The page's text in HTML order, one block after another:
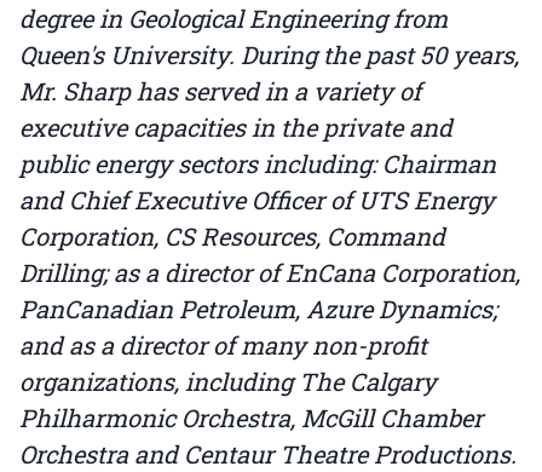
degree in Geological Engineering from
Queen's University. During the past 50 years,
Mr. Sharp has served in a variety of
executive capacities in the private and
public energy sectors including: Chairman
and Chief Executive Officer of UTS Energy
Corporation, CS Resources, Command
Drilling; as a director of EnCana Corporation,
PanCanadian Petroleum, Azure Dynamics;
and as a director of many non-profit
organizations, including The Calgary
Philharmonic Orchestra, McGill Chamber
Orchestra and Centaur Theatre Productions.